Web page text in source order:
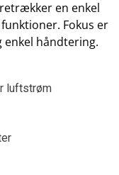
en enkel
Fokus er
enkel håndtering.
luftstrøm